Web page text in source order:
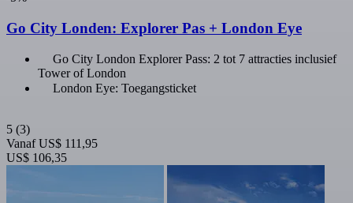
Go City Londen: Explorer Pas + London Eye
Go City London Explorer Pass: 2 tot 7 attracties inclusief
Tower of London
London Eye: Toegangsticket
5 (3)
Vanaf US$ 111,95
US$ 106,35